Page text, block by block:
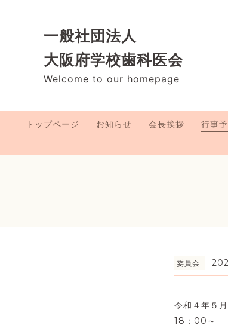
一般社団法人
大阪府学校歯科医会
Welcome to our homepage
トップページ お知らせ 会長挨拶 行事
委員会
令和４年５
18：00～